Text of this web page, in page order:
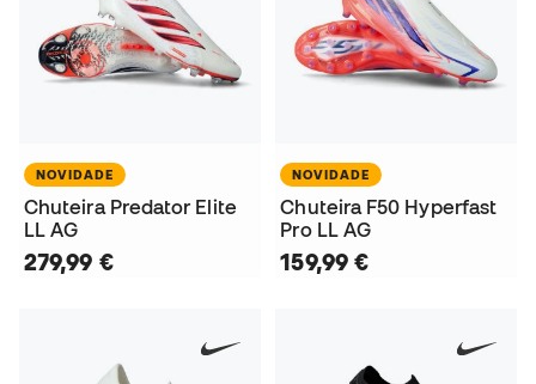
NOVIDADE
Chuteira Predator Elite
LL AG
279,99 €
NOVIDADE
Chuteira F50 Hyperfast
Pro LL AG
159,99 €